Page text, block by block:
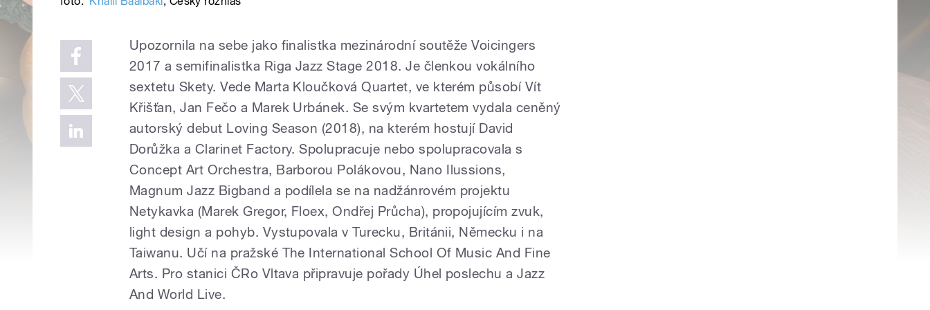
Upozornila na sebe jako finalistka mezinárodní soutěže Voicingers
2017 a semifinalistka Riga Jazz Stage 2018. Je členkou vokálního
sextetu Skety. Vede Marta Kloučková Quartet, ve kterém působí Vít
Křišťan, Jan Fečo a Marek Urbánek. Se svým kvartetem vydala ceněný
autorský debut Loving Season (2018), na kterém hostují David
Dorůžka a Clarinet Factory. Spolupracuje nebo spolupracovala s
Concept Art Orchestra, Barborou Polákovou, Nano Ilussions,
Magnum Jazz Bigband a podílela se na nadžánrovém projektu
Netykavka (Marek Gregor, Floex, Ondřej Průcha), propojujícím zvuk,
light design a pohyb. Vystupovala v Turecku, Británii, Německu i na
Taiwanu. Učí na pražské The International School Of Music And Fine
Arts. Pro stanici ČRo Vltava připravuje pořady Úhel poslechu a Jazz
And World Live.